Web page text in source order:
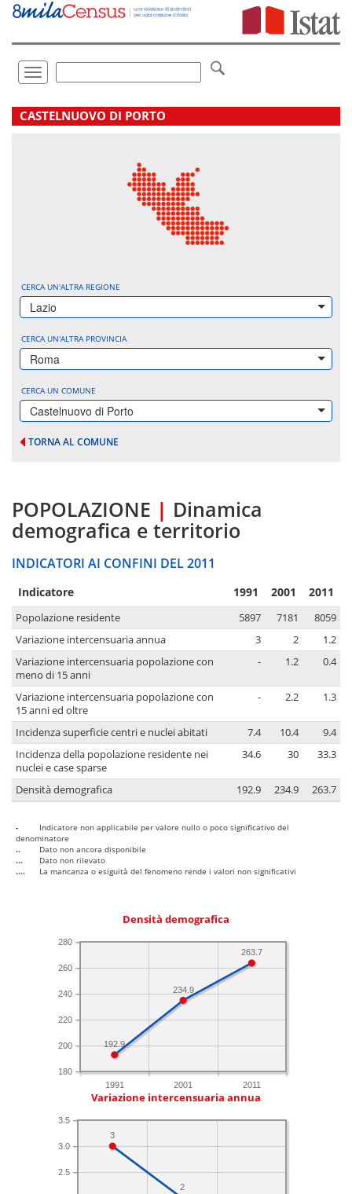
Vai
direttamente
Toggle
navigation
.
CASTELNUOVO DI PORTO
CERCA UN'ALTRA REGIONE
Lazio
CERCA UN'ALTRA PROVINCIA
Roma
CERCA UN COMUNE
Castelnuovo di Porto
TORNA AL COMUNE
POPOLAZIONE | Dinamica
demografica e territorio
INDICATORI AI CONFINI DEL 2011
Indicatore 1991 2001 2011
Popolazione residente 5897 7181
8059
Variazione intercensuaria annua
3 2
1.2
Variazione intercensuaria popolazione con
meno di 15 anni
- 1.2 0.4
Variazione intercensuaria popolazione con
15 anni ed oltre
- 2.2 1.3
Incidenza superficie centri e nuclei abitati 7.4 10.4
9.4
Incidenza della popolazione residente nei
nuclei e case sparse
34.6 30 33.3
Densità demografica 192.9 234.9 263.7
-
Indicatore non applicabile per valore nullo o poco significativo del
denominatore
..
Dato non ancora disponibile
...
Dato non rilevato
....
La mancanza o esiguità del fenomeno rende i valori non significativi
Densità demografica
1991 2001 2011
180
200
220
240
260
280
263.7
234.9
192.9
Variazione intercensuaria annua
2.5
3.0
3.5
2
3